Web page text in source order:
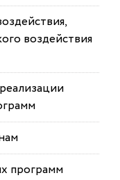
воздействия
программ